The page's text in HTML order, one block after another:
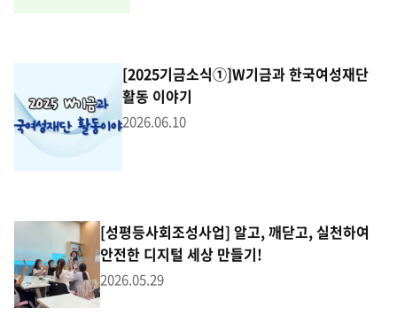
[2025기금소식①]W기금과 한국여성재단
활동 이야기
2026.06.10
[성평등사회조성사업] 알고, 깨닫고, 실천하여
안전한 디지털 세상 만들기!
2026.05.29